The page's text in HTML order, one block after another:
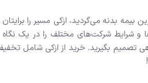
بدنه می‌گردید، ازکی مسیر را
و شرایط شرکت‌های مختلف را در یک نگاه
تصمیم بگیرید. خرید از ازکی شامل